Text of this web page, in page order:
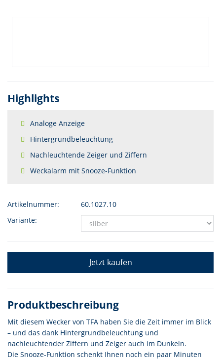
Highlights
Analoge Anzeige
Hintergrundbeleuchtung
Nachleuchtende Zeiger und Ziffern
Weckalarm mit Snooze-Funktion
Artikelnummer:
60.1027.10
Variante:
Jetzt kaufen
Produktbeschreibung
Mit diesem Wecker von TFA haben Sie die Zeit immer im Blick
– und das dank Hintergrundbeleuchtung und
nachleuchtender Ziffern und Zeiger auch im Dunkeln.
Die Snooze-Funktion schenkt Ihnen noch ein paar Minuten